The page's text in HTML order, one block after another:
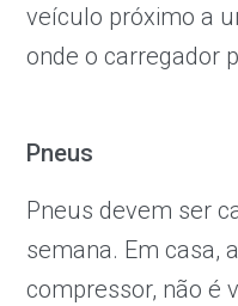
veículo próximo a
onde o carregador
Pneus
Pneus devem ser
semana. Em casa,
compressor, não é